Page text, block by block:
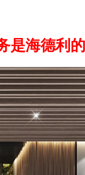
是海德利